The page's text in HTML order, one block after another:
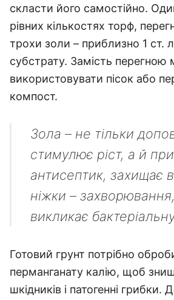
скласти його самостійно.
рівних кількостях торф,
трохи золи – приблизно 1 ст.
субстрату. Замість перегною
використовувати пісок або
компост.
Зола – не тільки
стимулює ріст, а й
антисептик, захищає
ніжки –
викликає
Готовий грунт потрібно
перманганату калію, щоб
шкідників і патогенні грибки.